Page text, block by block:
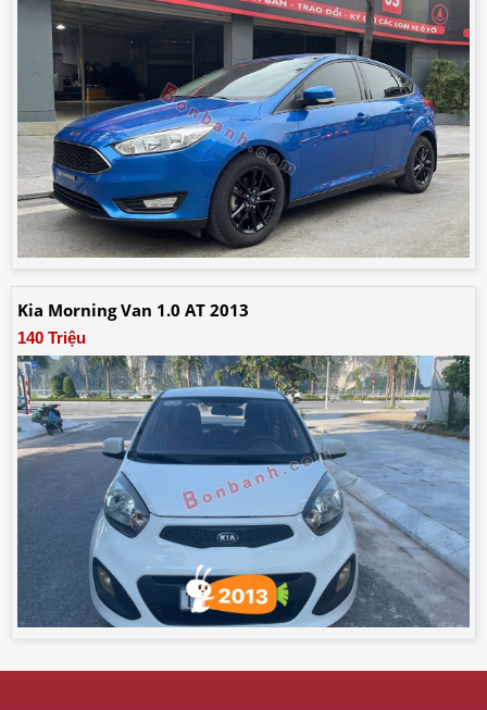
Kia Morning Van 1.0 AT 2013
140 Triệu